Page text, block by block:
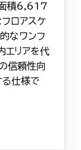
面積6,617
ロアスケ
なワンフ
エリアを代
信頼性向
る仕様で